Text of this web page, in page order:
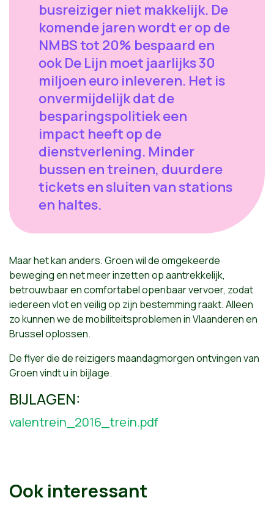
busreiziger niet makkelijk. De
komende jaren wordt er op de
NMBS tot 20% bespaard en
ook De Lijn moet jaarlijks 30
miljoen euro inleveren. Het is
onvermijdelijk dat de
besparingspolitiek een
impact heeft op de
dienstverlening. Minder
bussen en treinen, duurdere
tickets en sluiten van stations
en haltes.
Maar het kan anders. Groen wil de omgekeerde
beweging en net meer inzetten op aantrekkelijk,
betrouwbaar en comfortabel openbaar vervoer, zodat
iedereen vlot en veilig op zijn bestemming raakt. Alleen
zo kunnen we de mobiliteitsproblemen in Vlaanderen en
Brussel oplossen.
De flyer die de reizigers maandagmorgen ontvingen van
Groen vindt u in bijlage.
BIJLAGEN:
valentrein_2016_trein.pdf
Ook interessant